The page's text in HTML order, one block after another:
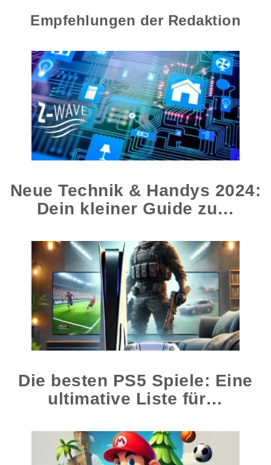
Empfehlungen der Redaktion
Neue Technik & Handys 2024:
Dein kleiner Guide zu…
Die besten PS5 Spiele: Eine
ultimative Liste für…